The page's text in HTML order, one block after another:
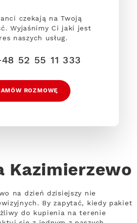
czekają na Twoją
Wyjaśnimy Ci jaki jest
naszych usług.
52 55 11 333
ROZMOWĘ
Kazimierzewo
na dzień dzisiejszy nie
By zapytać, kiedy pakiet
do kupienia na terenie